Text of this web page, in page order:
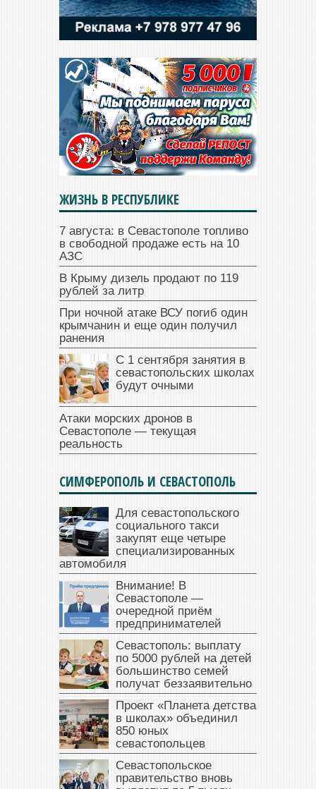
ЖИЗНЬ В РЕСПУБЛИКЕ
7 августа: в Севастополе топливо
в свободной продаже есть на 10
АЗС
В Крыму дизель продают по 119
рублей за литр
При ночной атаке ВСУ погиб один
крымчанин и еще один получил
ранения
С 1 сентября занятия в
севастопольских школах
будут очными
Атаки морских дронов в
Севастополе — текущая
реальность
СИМФЕРОПОЛЬ И СЕВАСТОПОЛЬ
Для севастопольского
социального такси
закупят еще четыре
специализированных
автомобиля
Внимание! В
Севастополе —
очередной приём
предпринимателей
Севастополь: выплату
по 5000 рублей на детей
большинство семей
получат беззаявительно
Проект «Планета детства
в школах» объединил
850 юных
севастопольцев
Севастопольское
правительство вновь